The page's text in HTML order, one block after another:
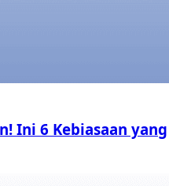
Ini 6 Kebiasaan yang